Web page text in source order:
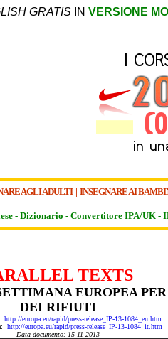
GRATIS IN VERSIONE
AGLI ADULTI | INSEGNARE AI
-Dizionario - Convertitore IPA/UK -
TEXTS
EUROPEA
DEI RIFIUTI
http://europa.eu/rapid/press-release_IP-13-1084_en.htm
http://europa.eu/rapid/press-release_IP-13-1084_it.htm
Data documento: 15-11-2013